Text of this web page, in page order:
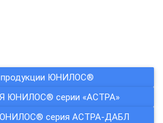
продукции ЮНИЛОС®
ЮНИЛОС® серии «АСТРА»
серия АСТРА-ДАБЛ